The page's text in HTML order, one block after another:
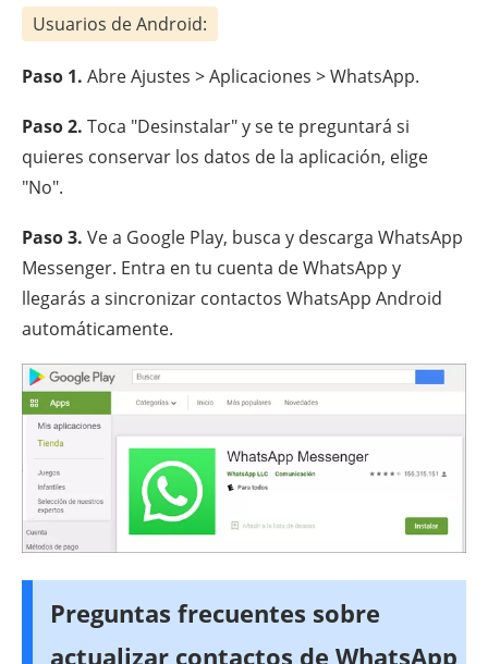
Usuarios de Android:
Paso 1. Abre Ajustes > Aplicaciones > WhatsApp.
Paso 2. Toca "Desinstalar" y se te preguntará si
quieres conservar los datos de la aplicación, elige
"No".
Paso 3. Ve a Google Play, busca y descarga WhatsApp
Messenger. Entra en tu cuenta de WhatsApp y
llegarás a sincronizar contactos WhatsApp Android
automáticamente.
Preguntas frecuentes sobre
actualizar contactos de WhatsApp